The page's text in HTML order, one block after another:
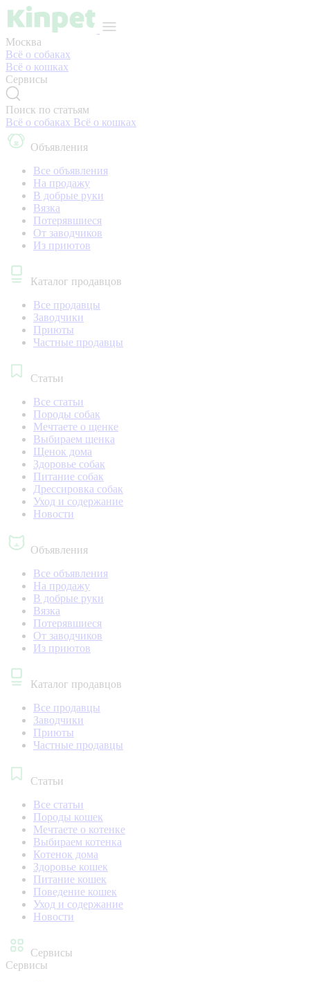
Москва
Всё о собаках
Всё о кошках
Сервисы
Поиск по статьям
Всё о собаках Всё о кошках
Объявления
Все объявления
На продажу
В добрые руки
Вязка
Потерявшиеся
От заводчиков
Из приютов
Каталог продавцов
Все продавцы
Заводчики
Приюты
Частные продавцы
Статьи
Все статьи
Породы собак
Мечтаете о щенке
Выбираем щенка
Щенок дома
Здоровье собак
Питание собак
Дрессировка собак
Уход и содержание
Новости
Объявления
Все объявления
На продажу
В добрые руки
Вязка
Потерявшиеся
От заводчиков
Из приютов
Каталог продавцов
Все продавцы
Заводчики
Приюты
Частные продавцы
Статьи
Все статьи
Породы кошек
Мечтаете о котенке
Выбираем котенка
Котенок дома
Здоровье кошек
Питание кошек
Поведение кошек
Уход и содержание
Новости
Сервисы
Сервисы